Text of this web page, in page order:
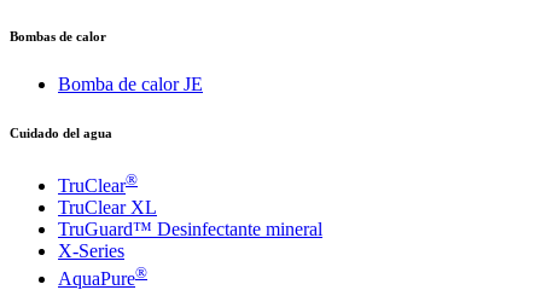
Bombas de calor
Bomba de calor JE
Cuidado del agua
TruClear®
TruClear XL
TruGuard™ Desinfectante mineral
X-Series
AquaPure®